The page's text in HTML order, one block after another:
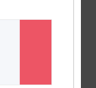
prodotto